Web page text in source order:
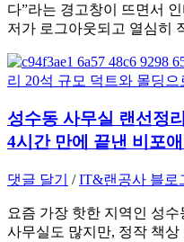
다”라는 경고창이 뜨면서
저가 로그아웃되고 열심히
성수동 사무실 랜선정
4시간 만에 끝낸 비포
댓글 달기 /IT&랜공사 블로
요즘 가장 핫한 지역인 성
사무실도 많지만, 정작 책